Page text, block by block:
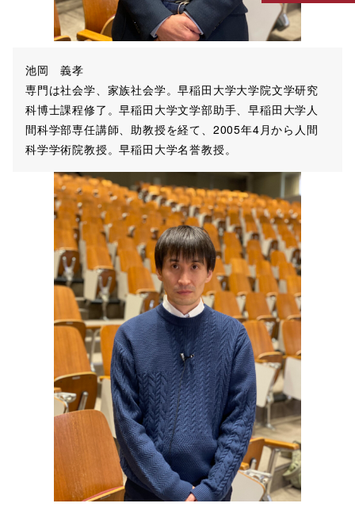
池岡 義孝
専門は社会学、家族社会学。早稲田大学大学院文学研究
科博士課程修了。早稲田大学文学部助手、早稲田大学人
間科学部専任講師、助教授を経て、2005年4月から人間
科学学術院教授。早稲田大学名誉教授。